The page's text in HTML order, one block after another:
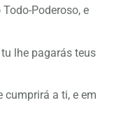
Poderoso, e
tu lhe pagarás teus
cumprirá a ti, e em